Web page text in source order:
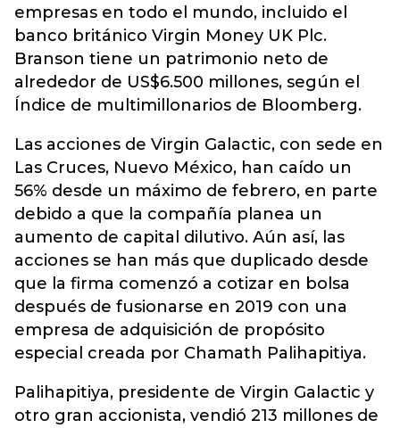
empresas en todo el mundo, incluido el
banco británico Virgin Money UK Plc.
Branson tiene un patrimonio neto de
alrededor de US$6.500 millones, según el
Índice de multimillonarios de Bloomberg.
Las acciones de Virgin Galactic, con sede en
Las Cruces, Nuevo México, han caído un
56% desde un máximo de febrero, en parte
debido a que la compañía planea un
aumento de capital dilutivo. Aún así, las
acciones se han más que duplicado desde
que la firma comenzó a cotizar en bolsa
después de fusionarse en 2019 con una
empresa de adquisición de propósito
especial creada por Chamath Palihapitiya.
Palihapitiya, presidente de Virgin Galactic y
otro gran accionista, vendió 213 millones de